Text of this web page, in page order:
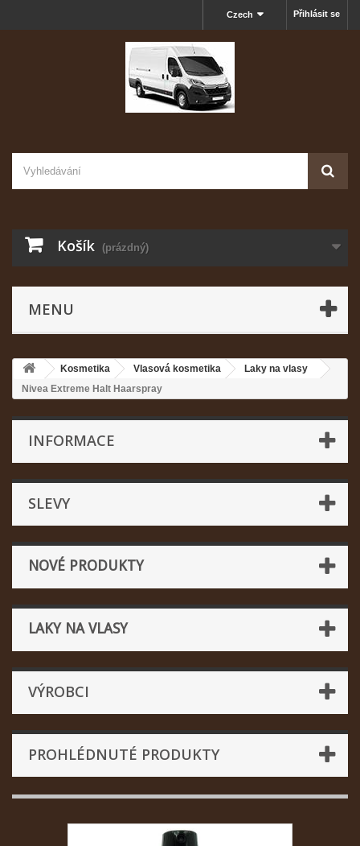
Přihlásit se
Czech
Košík (prázdný)
MENU
Kosmetika Vlasová kosmetika
Laky na vlasy
Nivea Extreme Halt Haarspray
INFORMACE
SLEVY
NOVÉ PRODUKTY
LAKY NA VLASY
VÝROBCI
PROHLÉDNUTÉ PRODUKTY